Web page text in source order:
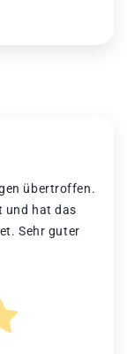
übertroffen.
und hat das
Sehr guter